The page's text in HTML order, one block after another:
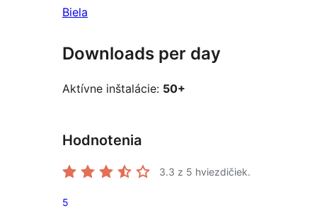
Biela
Downloads per day
Aktívne inštalácie: 50+
Hodnotenia
3.3 z 5 hviezdičiek.
5